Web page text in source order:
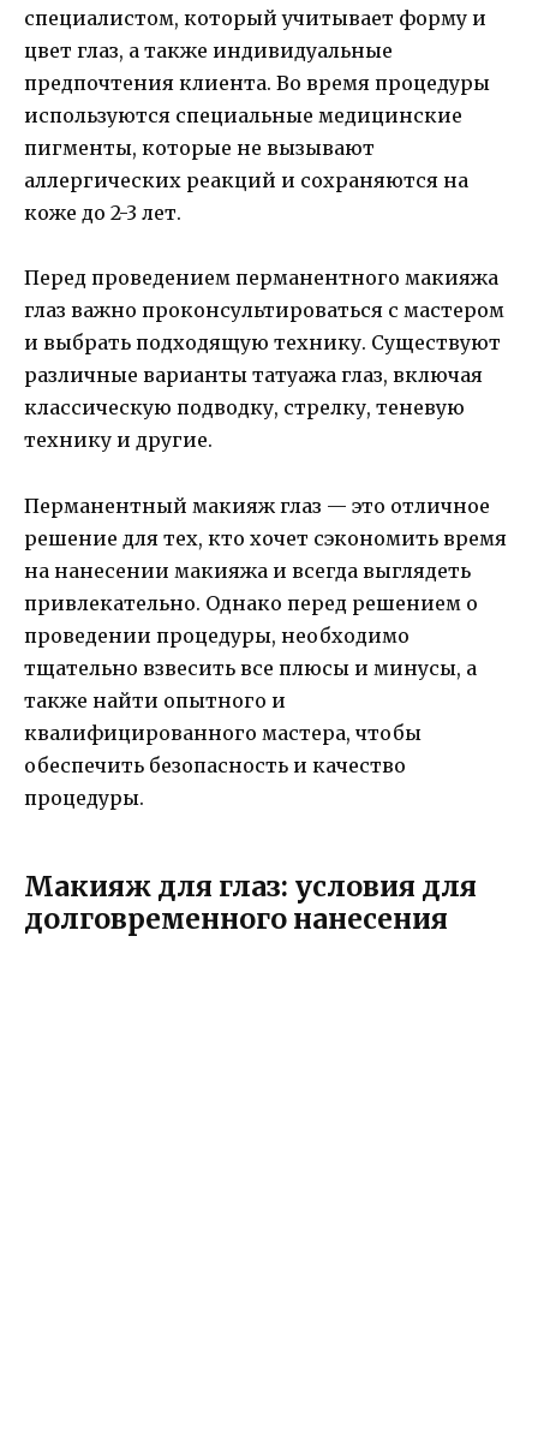
специалистом, который учитывает форму и
цвет глаз, а также индивидуальные
предпочтения клиента. Во время процедуры
используются специальные медицинские
пигменты, которые не вызывают
аллергических реакций и сохраняются на
коже до 2-3 лет.
Перед проведением перманентного макияжа
глаз важно проконсультироваться с мастером
и выбрать подходящую технику. Существуют
различные варианты татуажа глаз, включая
классическую подводку, стрелку, теневую
технику и другие.
Перманентный макияж глаз — это отличное
решение для тех, кто хочет сэкономить время
на нанесении макияжа и всегда выглядеть
привлекательно. Однако перед решением о
проведении процедуры, необходимо
тщательно взвесить все плюсы и минусы, а
также найти опытного и
квалифицированного мастера, чтобы
обеспечить безопасность и качество
процедуры.
Макияж для глаз: условия для
долговременного нанесения